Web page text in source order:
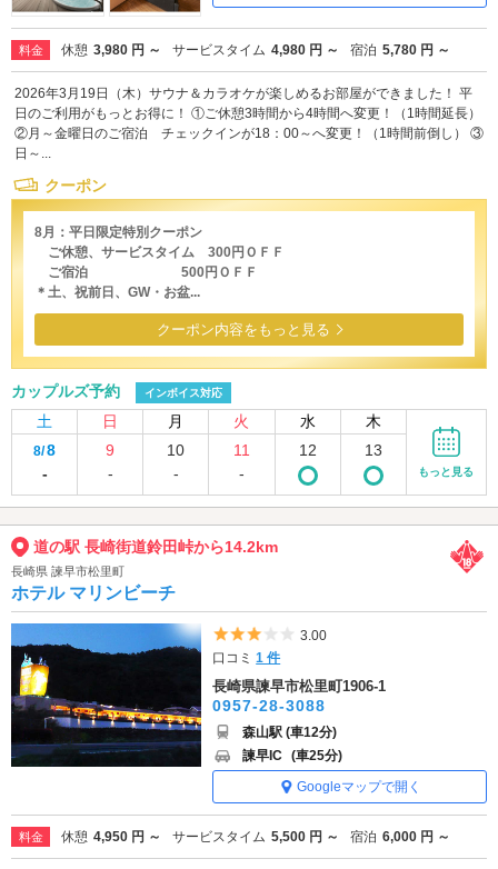
料金 休憩 3,980 円 ～ サービスタイム 4,980 円 ～ 宿泊 5,780 円 ～
2026年3月19日（木）サウナ＆カラオケが楽しめるお部屋ができました！ 平
日のご利用がもっとお得に！ ①ご休憩3時間から4時間へ変更！（1時間延長）
②月～金曜日のご宿泊 チェックインが18：00～へ変更！（1時間前倒し） ③
日～...
クーポン
8月：平日限定特別クーポン
ご休憩、サービスタイム 300円ＯＦＦ
ご宿泊 500円ＯＦＦ
＊土、祝前日、GW・お盆...
クーポン内容をもっと見る
カップルズ予約 インボイス対応
土 日 月 火 水 木
8/8
-
9
-
10
-
11
-
12 13
もっと見る
道の駅 長崎街道鈴田峠から14.2km
長崎県 諫早市松里町
ホテル マリンビーチ
5つ星のうち3
3.00
口コミ1 件
長崎県諫早市松里町1906-1
0957-28-3088
森山駅 (車12分)
諫早IC (車25分)
Googleマップで開く
料金 休憩 4,950 円 ～ サービスタイム 5,500 円 ～ 宿泊 6,000 円 ～